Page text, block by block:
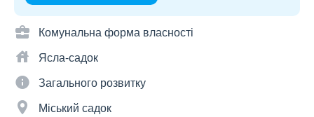
Комунальна форма власності
Ясла-садок
Загального розвитку
Міський садок